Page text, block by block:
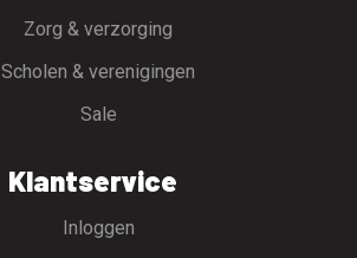
Zorg & verzorging
Scholen & verenigingen
Sale
Klantservice
Inloggen